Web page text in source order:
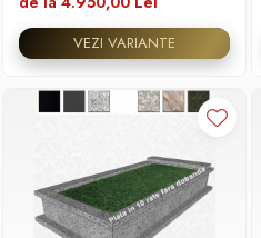
VEZI VARIANTE